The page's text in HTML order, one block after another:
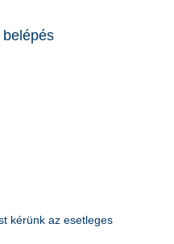
kérünk az esetleges